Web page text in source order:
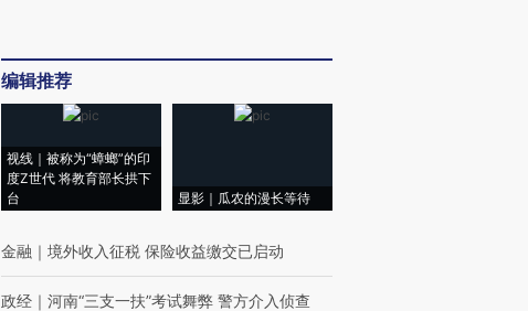
编辑推荐
视线｜被称为“蟑螂”的印
度Z世代 将教育部长拱下
台
显影｜瓜农的漫长等待
金融 ｜ 境外收入征税 保险收益缴交已启动
政经 ｜ 河南“三支一扶”考试舞弊 警方介入侦查